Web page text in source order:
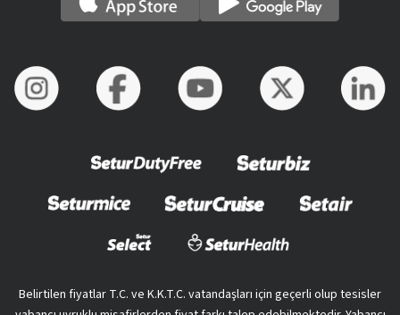
Belirtilen fiyatlar T.C. ve K.K.T.C. vatandaşları için geçerli olup tesisler